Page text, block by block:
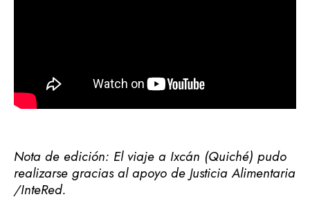
Nota de edición: El viaje a Ixcán (Quiché) pudo
realizarse gracias al apoyo de Justicia Alimentaria
/InteRed.